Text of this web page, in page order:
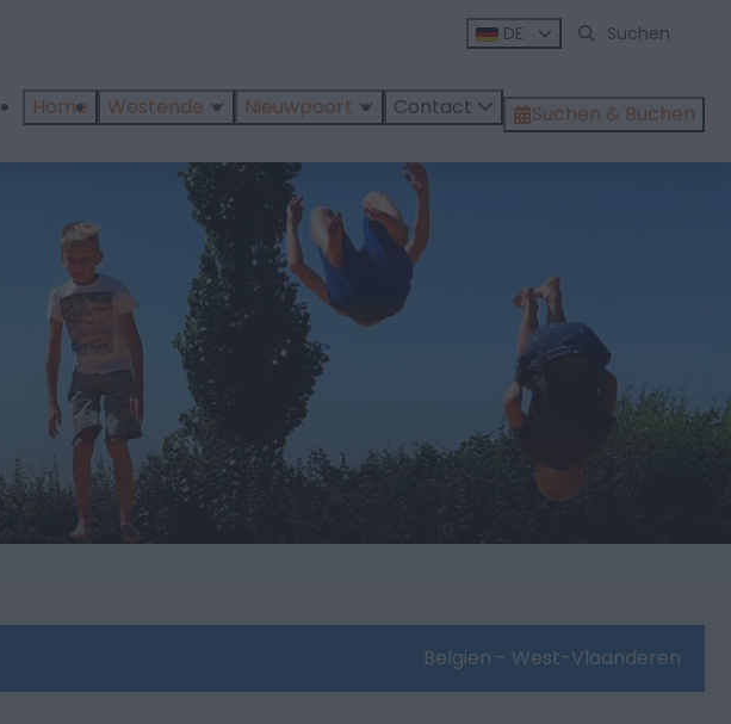
DE
Home Westende Nieuwpoort Contact Suchen & Buchen
Belgien - West-Vlaanderen